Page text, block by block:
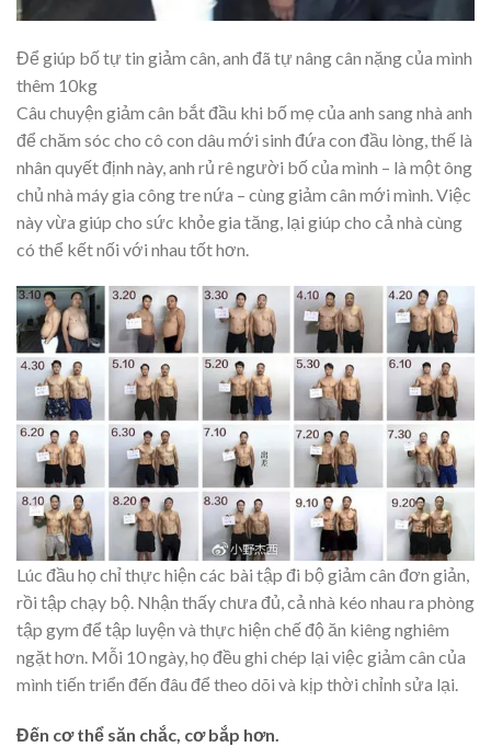
Để giúp bố tự tin giảm cân, anh đã tự nâng cân nặng của mình
thêm 10kg
Câu chuyện giảm cân bắt đầu khi bố mẹ của anh sang nhà anh
để chăm sóc cho cô con dâu mới sinh đứa con đầu lòng, thế là
nhân quyết định này, anh rủ rê người bố của mình – là một ông
chủ nhà máy gia công tre nứa – cùng giảm cân mới mình. Việc
này vừa giúp cho sức khỏe gia tăng, lại giúp cho cả nhà cùng
có thể kết nối với nhau tốt hơn.
Lúc đầu họ chỉ thực hiện các bài tập đi bộ giảm cân đơn giản,
rồi tập chạy bộ. Nhận thấy chưa đủ, cả nhà kéo nhau ra phòng
tập gym để tập luyện và thực hiện chế độ ăn kiêng nghiêm
ngặt hơn. Mỗi 10 ngày, họ đều ghi chép lại việc giảm cân của
mình tiến triển đến đâu để theo dõi và kịp thời chỉnh sửa lại.
Đến cơ thể săn chắc, cơ bắp hơn.